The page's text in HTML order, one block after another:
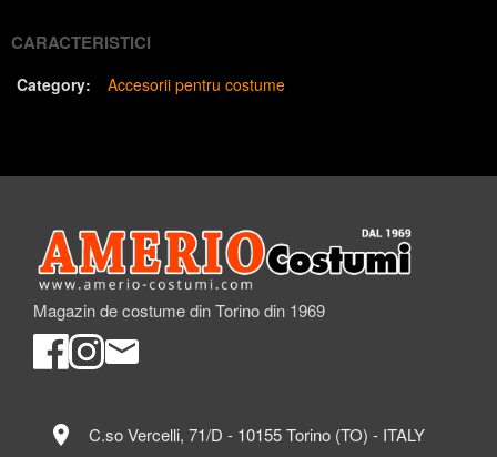
CARACTERISTICI
Category: Accesorii pentru costume
Magazin de costume din Torino din 1969
location_on C.so Vercelli, 71/D - 10155 Torino (TO) - ITALY